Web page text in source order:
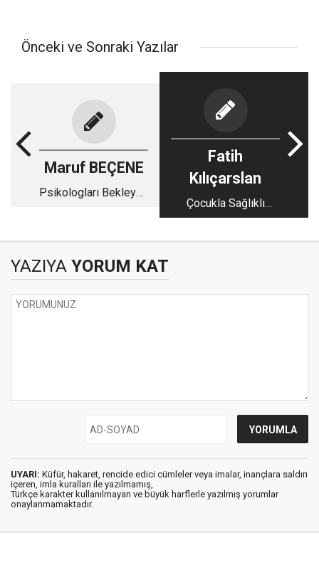
Önceki ve Sonraki Yazılar
Maruf BEÇENE
Psikologları Bekleyen
Fatih
Kılıçarslan
Çocukla Sağlıklı
İletişim
YAZIYA YORUM KAT
UYARI: Küfür, hakaret, rencide edici cümleler veya imalar, inançlara saldırı
içeren, imla kuralları ile yazılmamış,
Türkçe karakter kullanılmayan ve büyük harflerle yazılmış yorumlar
onaylanmamaktadır.